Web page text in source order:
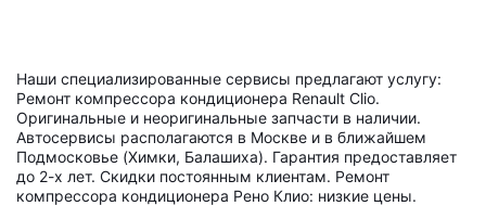
Наши специализированные сервисы предлагают услугу:
Ремонт компрессора кондиционера Renault Clio.
Оригинальные и неоригинальные запчасти в наличии.
Автосервисы располагаются в Москве и в ближайшем
Подмосковье (Химки, Балашиха). Гарантия предоставляет
до 2-х лет. Скидки постоянным клиентам. Ремонт
компрессора кондиционера Рено Клио: низкие цены.